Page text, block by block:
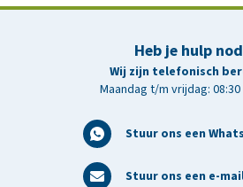
Heb je hulp
Wij zijn telefonisch
Maandag t/m vrijdag: 08:30
Stuur ons een
Stuur ons een e-